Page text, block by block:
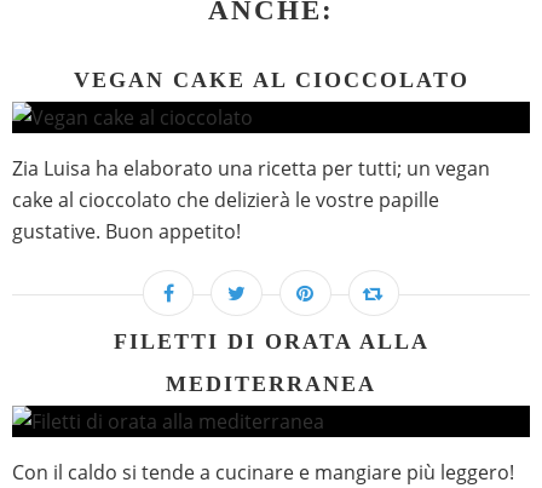
ANCHE:
VEGAN CAKE AL CIOCCOLATO
Zia Luisa ha elaborato una ricetta per tutti; un vegan
cake al cioccolato che delizierà le vostre papille
gustative. Buon appetito!
FILETTI DI ORATA ALLA
MEDITERRANEA
Con il caldo si tende a cucinare e mangiare più leggero!